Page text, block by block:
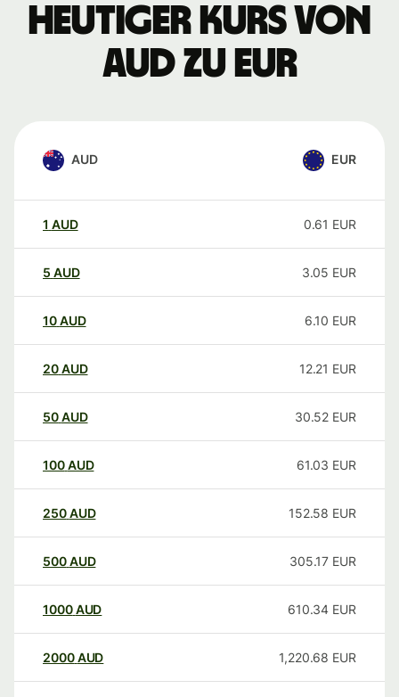
Heutiger Kurs von
AUD zu EUR
AUD EUR
1 AUD 0.61 EUR
5 AUD 3.05 EUR
10AUD 6.10 EUR
20AUD 12.21 EUR
50AUD 30.52 EUR
100AUD 61.03 EUR
250AUD 152.58 EUR
500AUD 305.17 EUR
1000AUD 610.34 EUR
2000AUD 1,220.68 EUR